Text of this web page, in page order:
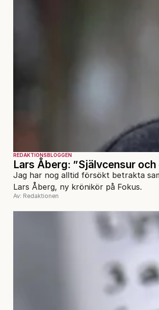
REDAKTIONSBLOGGEN
Lars Åberg: ”Självcensur
Jag har nog alltid försökt betrakta
Lars Åberg, ny krönikör på Fokus.
Av: Redaktionen